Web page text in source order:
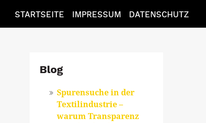
STARTSEITE IMPRESSUM DATENSCHUTZ
Blog
Spurensuche in der
Textilindustrie –
warum Transparenz